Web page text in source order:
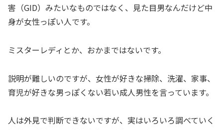
害（GID）みたいなものではなく、見た目男なんだけど中
身が女性っぽい人です。
ミスターレディとか、おかまではないです。
説明が難しいのですが、女性が好きな掃除、洗濯、家事、
育児が好きな男っぽくない若い成人男性を言っています。
人は外見で判断できないですが、実はいろいろ調べていく